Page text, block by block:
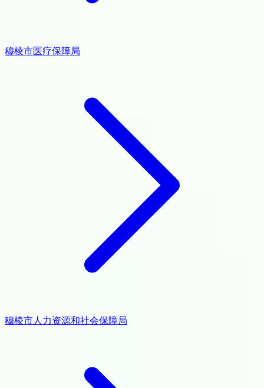
穆棱市医疗保障局
穆棱市人力资源和社会保障局